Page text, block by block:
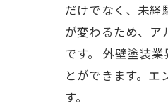
だけでなく、未経
が変わるため、ア
です。 外壁塗装
とができます。
す。